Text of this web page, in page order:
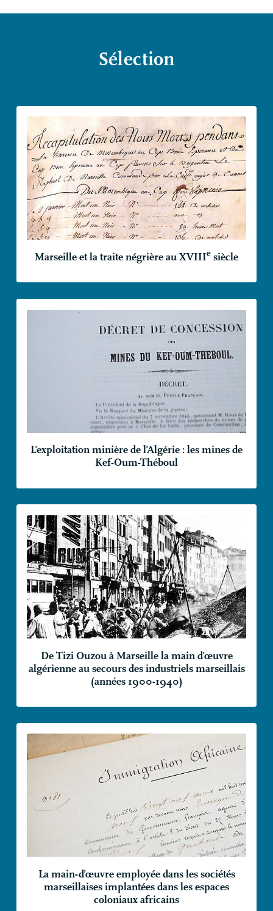
Sélection
Marseille et la traite négrière auXVIIIe siècle
L’exploitation minière de l’Algérie : les mines de
Kef-Oum-Théboul
De Tizi Ouzou à Marseille la main d’œuvre
algérienne au secours des industriels marseillais
(années 1900-1940)
La main-d’œuvre employée dans les sociétés
marseillaises implantées dans les espaces
coloniaux africains